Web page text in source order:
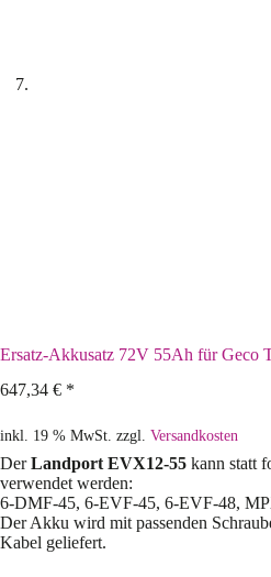
Ersatz-Akkusatz 72V 55Ah für Geco
647,34 € *
inkl. 19 % MwSt. zzgl. Versandkosten
DerLandport EVX12-55 kann statt
verwendet werden:
6-DMF-45, 6-EVF-45, 6-EVF-48,
Der Akku wird mit passenden
Kabel geliefert.